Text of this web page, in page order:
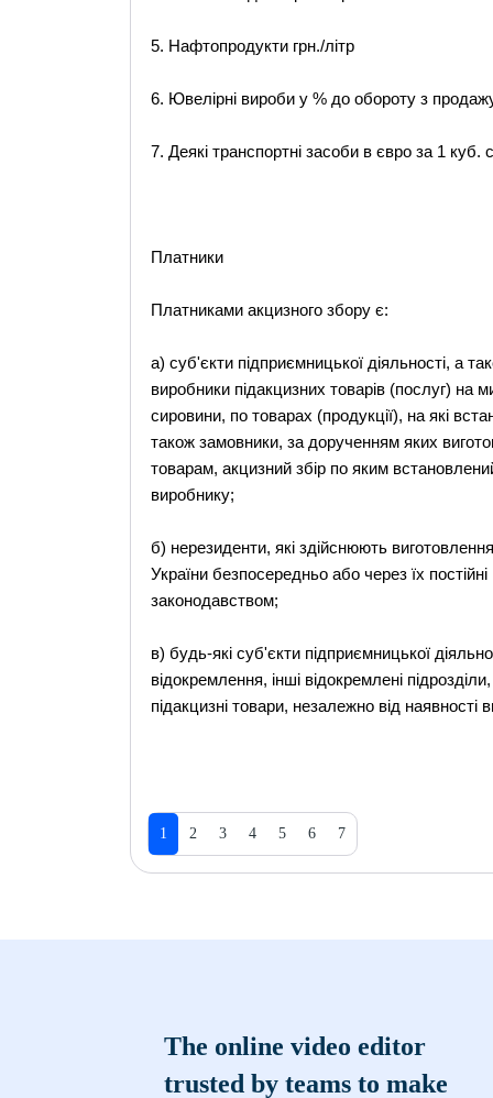
5. Нафтопродукти грн./літр
6. Ювелірні вироби у % до обороту з
7. Деякі транспортні засоби в євро за 1
Платники
Платниками акцизного збору є:
а) суб'єкти підприємницької діяльності, а
виробники підакцизних товарів (послуг) на
сировини, по товарах (продукції), на які
також замовники, за дорученням яких
товарам, акцизний збір по яким
виробнику;
б) нерезиденти, які здійснюють
України безпосередньо або через їх
законодавством;
в) будь-які суб'єкти підприємницької
відокремлення, інші відокремлені
підакцизні товари, незалежно від наявності
1 2 3 4 5 6 7
The online video editor
trusted by teams to make